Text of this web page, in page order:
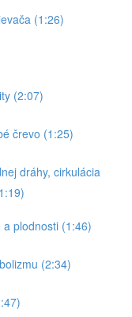
(1:26)
(2:07)
črevo (1:25)
dráhy, cirkulácia
plodnosti (1:46)
(2:34)